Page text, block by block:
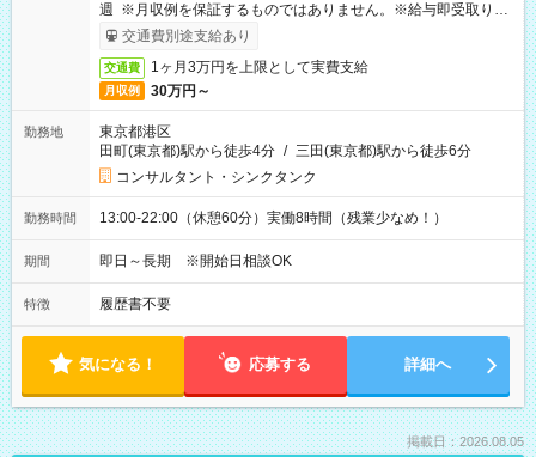
週 ※月収例を保証するものではありません。※給与即受取りサ
ービス利用可（利用条件有）
交通費別途支給あり
交通費 1ヶ月3万円を上限として実費支給
月収例 30万円～
勤務地
東京都港区
田町(東京都)駅から徒歩4分 / 三田(東京都)駅から徒歩6分
コンサルタント・シンクタンク
勤務時間 13:00-22:00（休憩60分）実働8時間（残業少なめ！）
期間 即日～長期 ※開始日相談OK
特徴 履歴書不要
気になる！ 応募する 詳細へ
掲載日：2026.08.05